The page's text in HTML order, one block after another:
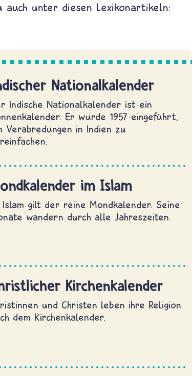
unter diesen Lexikonartikeln:
Nationalkalender
Indische Nationalkalender ist ein
Er wurde 1957 eingeführt,
Verabredungen in Indien zu
im Islam
Islam gilt der reine Mondkalender. Seine
wandern durch alle Jahreszeiten.
Kirchenkalender
und Christen leben ihre Religion
dem Kirchenkalender.